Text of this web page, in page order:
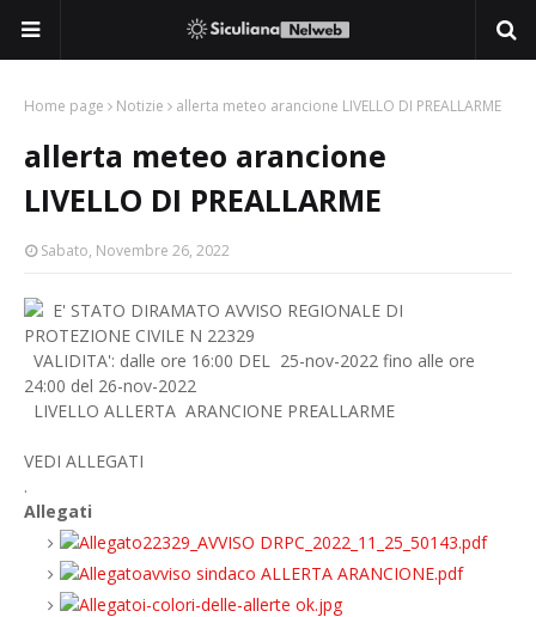
Home page Notizie allerta meteo arancione LIVELLO DI PREALLARME
allerta meteo arancione
LIVELLO DI PREALLARME
Sabato, Novembre 26, 2022
E' STATO DIRAMATO AVVISO REGIONALE DI
PROTEZIONE CIVILE N 22329
VALIDITA': dalle ore 16:00 DEL 25-nov-2022 fino alle ore
24:00 del 26-nov-2022
LIVELLO ALLERTA ARANCIONE PREALLARME
VEDI ALLEGATI
.
Allegati
22329_AVVISO DRPC_2022_11_25_50143.pdf
avviso sindaco ALLERTA ARANCIONE.pdf
i-colori-delle-allerte ok.jpg